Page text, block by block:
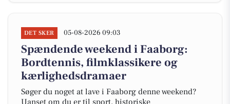
DET SKER 05-08-2026 09:03
Spændende weekend i Faaborg:
Bordtennis, filmklassikere og
kærlighedsdramaer
Søger du noget at lave i Faaborg denne weekend?
Uanset om du er til sport, historiske